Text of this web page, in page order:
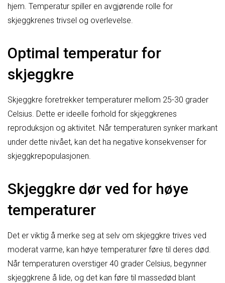
hjem. Temperatur spiller en avgjørende rolle for
skjeggkrenes trivsel og overlevelse.
Optimal temperatur for
skjeggkre
Skjeggkre foretrekker temperaturer mellom 25-30 grader
Celsius. Dette er ideelle forhold for skjeggkrenes
reproduksjon og aktivitet. Når temperaturen synker markant
under dette nivået, kan det ha negative konsekvenser for
skjeggkrepopulasjonen.
Skjeggkre dør ved for høye
temperaturer
Det er viktig å merke seg at selv om skjeggkre trives ved
moderat varme, kan høye temperaturer føre til deres død.
Når temperaturen overstiger 40 grader Celsius, begynner
skjeggkrene å lide, og det kan føre til massedød blant